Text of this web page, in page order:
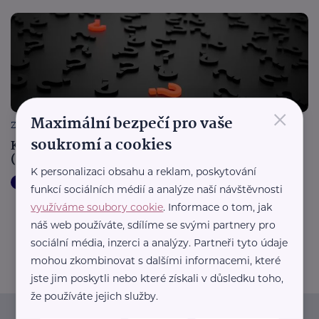
ZÁCHRANNÁ SLUŽBA CZ
Kdy NEvolat záchrannou službu aneb kdy to
(nejspíš) není vážné…
×
Maximální bezpečí pro vaše
soukromí a cookies
K personalizaci obsahu a reklam, poskytování
funkcí sociálních médií a analýze naší návštěvnosti
využíváme soubory cookie. Informace o tom, jak
náš web používáte, sdílíme se svými partnery pro
sociální média, inzerci a analýzy. Partneři tyto údaje
mohou zkombinovat s dalšími informacemi, které
jste jim poskytli nebo které získali v důsledku toho,
že používáte jejich služby.